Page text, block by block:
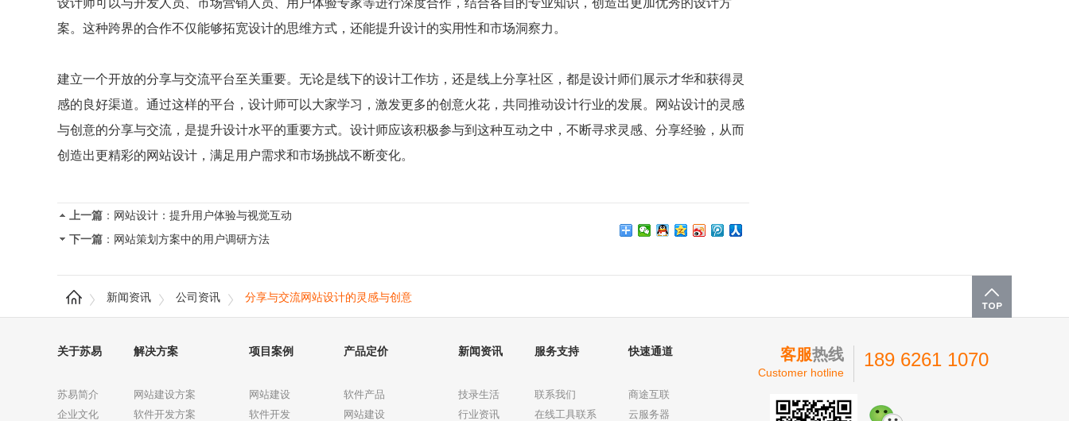
设计师可以与开发人员、市场营销人员、用户体验专家等进行深度合作，结合各自的专业知识，创造出更加优秀的设计方
案。这种跨界的合作不仅能够拓宽设计的思维方式，还能提升设计的实用性和市场洞察力。
建立一个开放的分享与交流平台至关重要。无论是线下的设计工作坊，还是线上分享社区，都是设计师们展示才华和获得灵
感的良好渠道。通过这样的平台，设计师可以大家学习，激发更多的创意火花，共同推动设计行业的发展。网站设计的灵感
与创意的分享与交流，是提升设计水平的重要方式。设计师应该积极参与到这种互动之中，不断寻求灵感、分享经验，从而
创造出更精彩的网站设计，满足用户需求和市场挑战不断变化。
上一篇 ： 网站设计：提升用户体验与视觉互动
下一篇 ： 网站策划方案中的用户调研方法
新闻资讯 公司资讯 分享与交流网站设计的灵感与创意
关于苏易
苏易简介
企业文化
解决方案
网站建设方案
软件开发方案
项目案例
网站建设
软件开发
产品定价
软件产品
网站建设
新闻资讯
技录生活
行业资讯
服务支持
联系我们
在线工具联系
快速通道
商途互联
云服务器
客服热线
Customer hotline
189 6261 1070